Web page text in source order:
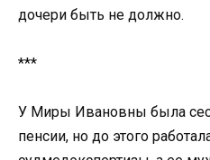
дочери быть не должно.
***
У Миры Ивановны была
пенсии, но до этого